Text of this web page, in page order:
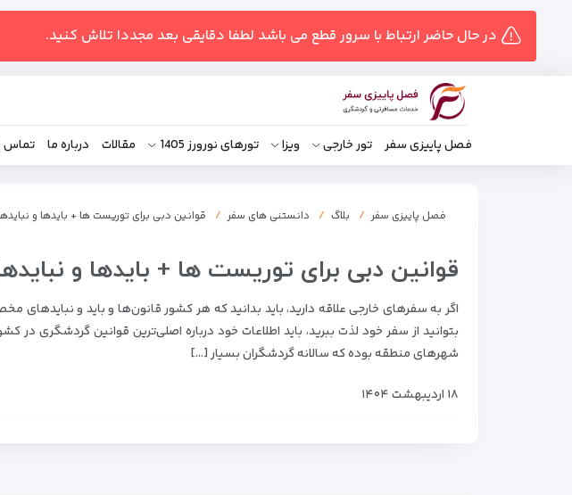
در حال حاضر ارتباط با سرور قطع می باشد لطفا دقایقی بعد مجددا تلاش کنید.
فصل پاییزی سفر تور خارجی ویزا تورهای نورورز 1405 مقالات درباره ما تماس
فصل پاییزی سفر بلاگ دانستنی های سفر قوانین دبی برای توریست ها + بایدها و
قوانین دبی برای توریست ها + بایدها و
اگر به سفرهای خارجی علاقه دارید، باید بدانید که هر کشور قانون‌ها و باید و
بتوانید از سفر خود لذت ببرید، باید اطلاعات خود درباره اصلی‌ترین قوانین گردشگری
شهرهای منطقه بوده که سالانه گردشگران بسیار […]
۱۸ اردیبهشت ۱۴۰۴